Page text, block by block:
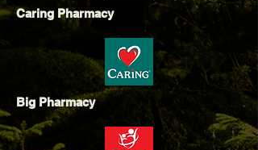
Caring Pharmacy
Big Pharmacy